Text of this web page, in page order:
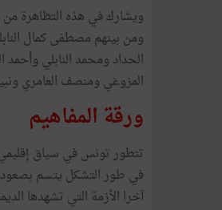
ويشارك في هذه التظاهرة
ومن بينهم مصطفى كمال
الحداد ومحمد النابلي
المزوغي ومنصف العامري
ورقة المفاهيم
في طور التشكل يتسم بصعود
آخرا الأزمة التي تشهدها